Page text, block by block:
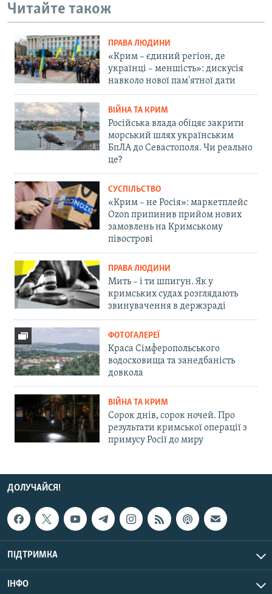
Читайте також
ПРАВА ЛЮДИНИ
«Крим – єдиний регіон, де
українці – меншість»: дискусія
навколо нової пам'ятної дати
ВІЙНА ТА КРИМ
Російська влада обіцяє закрити
морський шлях українським
БпЛА до Севастополя. Чи реально
це?
СУСПІЛЬСТВО
«Крим – не Росія»: маркетплейс
Ozon припинив прийом нових
замовлень на Кримському
півострові
ПРАВА ЛЮДИНИ
Мить – і ти шпигун. Як у
кримських судах розглядають
звинувачення в держзраді
ФОТОГАЛЕРЕЇ
Краса Сімферопольського
водосховища та занедбаність
довкола
ВІЙНА ТА КРИМ
Сорок днів, сорок ночей. Про
результати кримської операції з
примусу Росії до миру
ДОЛУЧАЙСЯ!
ПІДТРИМКА
ІНФО